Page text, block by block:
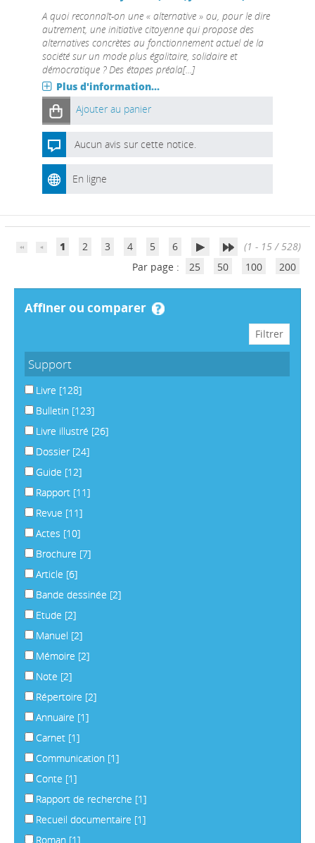
A quoi reconnaît-on une « alternative » ou, pour le dire
autrement, une initiative citoyenne qui propose des
alternatives concrètes au fonctionnement actuel de la
société sur un mode plus égalitaire, solidaire et
démocratique ? Des étapes préala[...]
Plus d'information...
Ajouter au panier
Aucun avis sur cette notice.
En ligne
1 2 3 4 5 6
(1 - 15 / 528)
Par page :
25 50 100 200
affiner ou comparer
Support
Livre [128]
Bulletin [123]
Livre illustré [26]
Dossier [24]
Guide [12]
Rapport [11]
Revue [11]
Actes [10]
Brochure [7]
Article [6]
Bande dessinée [2]
Etude [2]
Manuel [2]
Mémoire [2]
Note [2]
Répertoire [2]
Annuaire [1]
Carnet [1]
Communication [1]
Conte [1]
Rapport de recherche [1]
Recueil documentaire [1]
Roman [1]